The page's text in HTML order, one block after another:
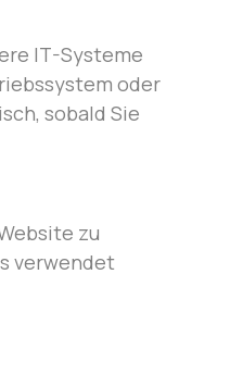
IT-Systeme
oder
sobald Sie
zu
verwendet